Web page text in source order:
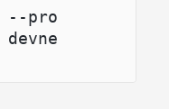
--pro